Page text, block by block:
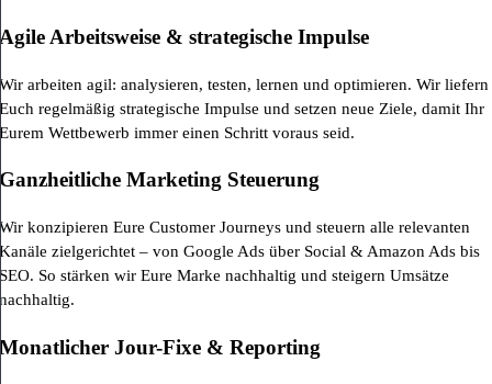
Agile Arbeitsweise & strategische Impulse
Wir arbeiten agil: analysieren, testen, lernen und optimieren. Wir liefern
Euch regelmäßig strategische Impulse und setzen neue Ziele, damit Ihr
Eurem Wettbewerb immer einen Schritt voraus seid.
Ganzheitliche Marketing Steuerung
Wir konzipieren Eure Customer Journeys und steuern alle relevanten
Kanäle zielgerichtet – von Google Ads über Social & Amazon Ads bis
SEO. So stärken wir Eure Marke nachhaltig und steigern Umsätze
nachhaltig.
Monatlicher Jour-Fixe & Reporting